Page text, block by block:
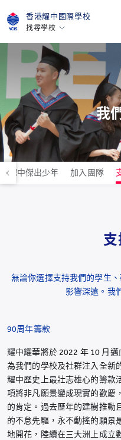
香港耀中國際學校
找尋學校
香港
美國矽谷
北京
北京亦莊
重慶
上海
我
耀中傑出少年 加入團隊
支
無論你選擇支持我們的學生
影響深遠。我
90周年籌款
耀中耀華將於 2022 年 10 月
為我們的學校及社群注入全新
耀中歷史上最壯志雄心的籌款
項將非凡願景變成現實的歡慶
的肯定。過去歷年的建樹推動
的不怠先驅，永不動搖的願景
地開花，陸續在三大洲上成立